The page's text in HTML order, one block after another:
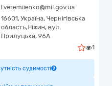
l.veremiienko@mil.gov.ua
16601, Україна, Чернігівська
область,Ніжин, вул.
Прилуцька, 96А
1
судимості